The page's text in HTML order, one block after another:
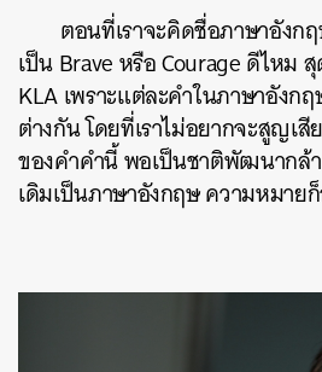
ตอนที่เราจะคิดชื่อภาษาอังก
เป็น Brave หรือ Courage ดีไหม
KLA เพราะแต่ละคำในภาษาอัง
ต่างกัน โดยที่เราไม่อยากจะสูญเ
ของคำคำนี้ พอเป็นชาติพัฒนากล้
เดิมเป็นภาษาอังกฤษ ความหมาย